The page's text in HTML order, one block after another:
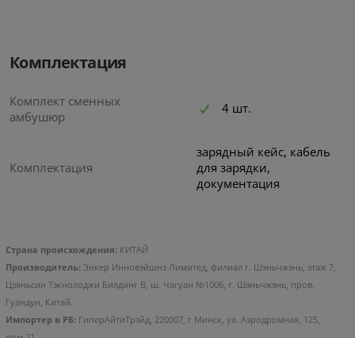
Комплектация
Комплект сменных
амбушюр
4 шт.
Комплектация
зарядный кейс, кабель
для зарядки,
документация
Страна происхождения: КИТАЙ
Производитель: Энкер Инновэйшнз Лимитед, филиал г. Шэньчжэнь, этаж 7,
Цзяньсин Тэкнолоджи Билдинг В, ш. Чагуан №1006, г. Шэньчжэнь, пров.
Гуандун, Китай.
Импортер в РБ: ГиперАйтиТрэйд, 220007, г Минск, ул. Аэродромная, 125,